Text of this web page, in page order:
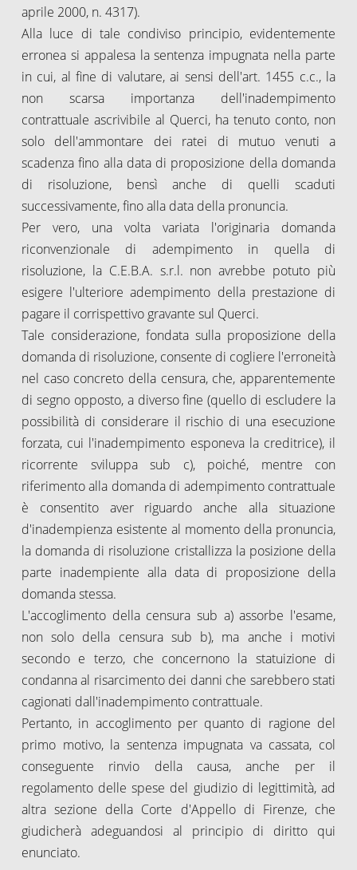
aprile 2000, n. 4317).
Alla luce di tale condiviso principio, evidentemente
erronea si appalesa la sentenza impugnata nella parte
in cui, al fine di valutare, ai sensi dell'art. 1455 c.c., la
non scarsa importanza dell'inadempimento
contrattuale ascrivibile al Querci, ha tenuto conto, non
solo dell'ammontare dei ratei di mutuo venuti a
scadenza fino alla data di proposizione della domanda
di risoluzione, bensì anche di quelli scaduti
successivamente, fino alla data della pronuncia.
Per vero, una volta variata l'originaria domanda
riconvenzionale di adempimento in quella di
risoluzione, la C.E.B.A. s.r.l. non avrebbe potuto più
esigere l'ulteriore adempimento della prestazione di
pagare il corrispettivo gravante sul Querci.
Tale considerazione, fondata sulla proposizione della
domanda di risoluzione, consente di cogliere l'erroneità
nel caso concreto della censura, che, apparentemente
di segno opposto, a diverso fine (quello di escludere la
possibilità di considerare il rischio di una esecuzione
forzata, cui l'inadempimento esponeva la creditrice), il
ricorrente sviluppa sub c), poiché, mentre con
riferimento alla domanda di adempimento contrattuale
è consentito aver riguardo anche alla situazione
d'inadempienza esistente al momento della pronuncia,
la domanda di risoluzione cristallizza la posizione della
parte inadempiente alla data di proposizione della
domanda stessa.
L'accoglimento della censura sub a) assorbe l'esame,
non solo della censura sub b), ma anche i motivi
secondo e terzo, che concernono la statuizione di
condanna al risarcimento dei danni che sarebbero stati
cagionati dall'inadempimento contrattuale.
Pertanto, in accoglimento per quanto di ragione del
primo motivo, la sentenza impugnata va cassata, col
conseguente rinvio della causa, anche per il
regolamento delle spese del giudizio di legittimità, ad
altra sezione della Corte d'Appello di Firenze, che
giudicherà adeguandosi al principio di diritto qui
enunciato.